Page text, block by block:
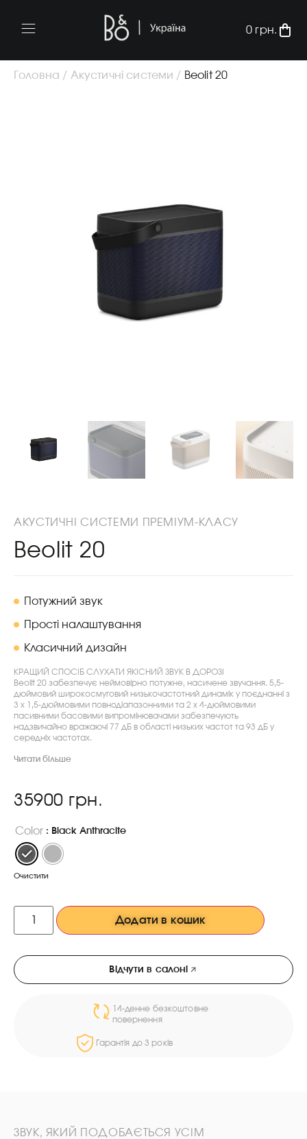
0 грн.
Головна / Акустичні системи / Beolit 20
АКУСТИЧНІ СИСТЕМИ ПРЕМІУМ-КЛАСУ
Beolit 20
Потужний звук
Прості налаштування
Класичний дизайн
КРАЩИЙ СПОСІБ СЛУХАТИ ЯКІСНИЙ ЗВУК В ДОРОЗІ
Beolit ​​20 забезпечує неймовірно потужне, насичене звучання. 5,5-
дюймовий широкосмуговий низькочастотний динамік у поєднанні з
3 x 1,5-дюймовими повнодіапазонними та 2 x 4-дюймовими
пасивними басовими випромінювачами забезпечують
надзвичайно вражаючі 77 дБ в області низьких частот та 93 дБ у
середніх частотах.
Читати більше
35900 грн.
Color : Black Anthracite
Очистити
Додати в кошик
Відчути в салоні
14-денне безкоштовне
повернення
Гарантія до 3 років
ЗВУК, ЯКИЙ ПОДОБАЄТЬСЯ УСІМ